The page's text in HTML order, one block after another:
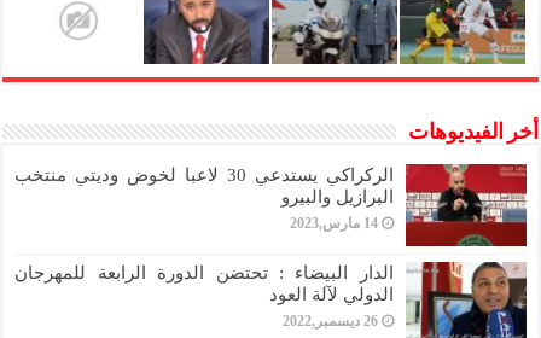
أخر الفيديوهات
الركراكي يستدعي 30 لاعبا لخوض وديتي منتخب
البرازيل والبيرو
14 مارس,2023
الدار البيضاء : تحتضن الدورة الرابعة للمهرجان
الدولي لآلة العود
26 ديسمبر,2022